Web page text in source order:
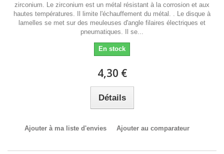
zirconium. Le zirconium est un métal résistant à la corrosion et aux
hautes températures. Il limite l'échauffement du métal. . Le disque à
lamelles se met sur des meuleuses d'angle filaires électriques et
pneumatiques. Il se...
En stock
4,30 €
Détails
Ajouter à ma liste d'envies Ajouter au comparateur